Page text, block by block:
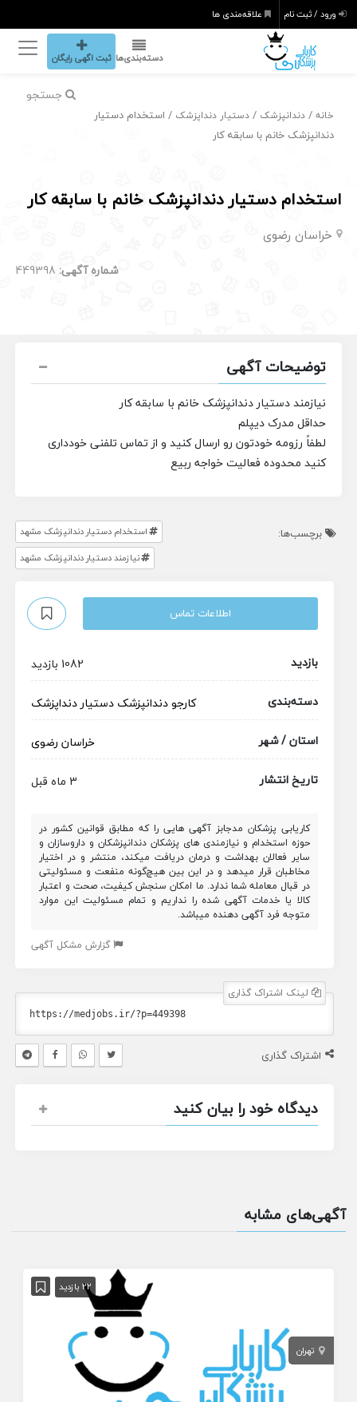
ورود / ثبت نام علاقه‌مندی ها
دسته‌بندی‌ها ثبت اگهی رایگان
جستجو
خانه /دندانپزشک /دستیار دنداپزشک / استخدام دستیار
دندانپزشک خانم با سابقه کار
استخدام دستیار دندانپزشک خانم با سابقه کار
خراسان رضوی
شماره آگهی: 449398
توضیحات آگهی
نیازمند دستیار دندانپزشک خانم با سابقه کار
حداقل مدرک دیپلم
لطفاً رزومه خودتون رو ارسال کنید و از تماس تلفنی خودداری
کنید محدوده فعالیت خواجه ربیع
برچسب‌ها:
استخدام دستیار دندانپزشک مشهد
نیازمند دستیار دندانپزشک مشهد
اطلاعات تماس
بازدید
1082 بازدید
دسته‌بندی
کارجودندانپزشک دستیار دنداپزشک
استان / شهر
خراسان رضوی
تاریخ انتشار
3 ماه قبل
کاریابی پزشکان مدجابز آگهی هایی را که مطابق قوانین کشور در
حوزه استخدام و نیازمندی های پزشکان دندانپزشکان و داروسازان و
سایر فعالان بهداشت و درمان دریافت میکند، منتشر و در اختیار
مخاطبان قرار میدهد و در این بین هیچ‌گونه منفعت و مسئولیتی
در قبال معامله شما ندارد. ما امکان سنجش کیفیت، صحت و اعتبار
کالا یا خدمات آگهی شده را نداریم و تمام مسئولیت این موارد
متوجه فرد آگهی دهنده میباشد.
گزارش مشکل آگهی
لینک اشتراک گذاری
اشتراک گذاری
دیدگاه خود را بیان کنید
آگهی‌های مشابه
22 بازدید
تهران